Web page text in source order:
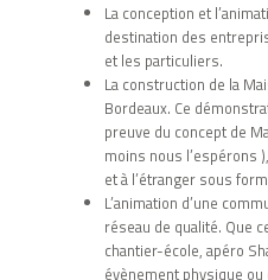
La conception et
destination des
et les particuliers.
La construction de la
Bordeaux. Ce
preuve du concept de
moins nous l’espérons
et à l’étranger sous
L’animation d’une
réseau de qualité. Que
chantier-école, apéro
évènement physique